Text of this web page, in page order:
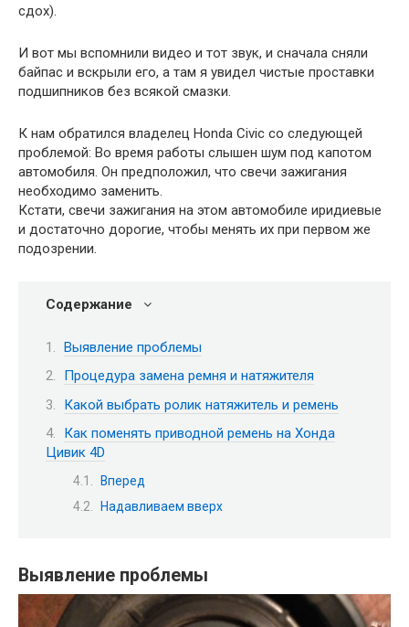
сдох).
И вот мы вспомнили видео и тот звук, и сначала сняли
байпас и вскрыли его, а там я увидел чистые проставки
подшипников без всякой смазки.
К нам обратился владелец Honda Civic со следующей
проблемой: Во время работы слышен шум под капотом
автомобиля. Он предположил, что свечи зажигания
необходимо заменить.
Кстати, свечи зажигания на этом автомобиле иридиевые
и достаточно дорогие, чтобы менять их при первом же
подозрении.
Содержание
Выявление проблемы
Процедура замена ремня и натяжителя
Какой выбрать ролик натяжитель и ремень
Как поменять приводной ремень на Хонда
Цивик 4D
Вперед
Надавливаем вверх
Выявление проблемы